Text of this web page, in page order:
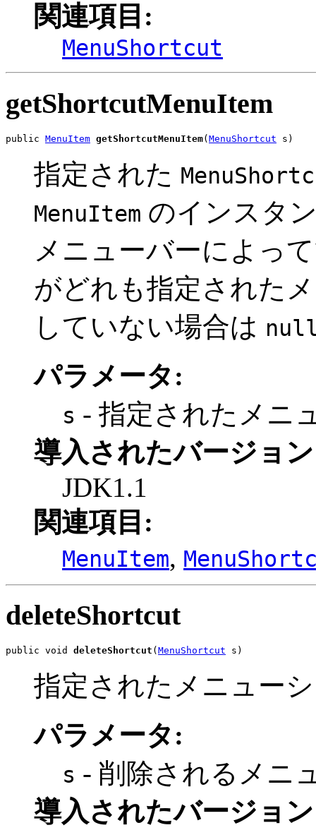
関連項目:
MenuShortcut
getShortcutMenuItem
public MenuItem getShortcutMenuItem(MenuShortcut s)
指定された
MenuItem のインスタ
メニューバーによっ
がどれも指定された
していない場合は
パラメータ:
s - 指定されたメニ
導入されたバージョ
JDK1.1
関連項目:
MenuItem,
deleteShortcut
public void deleteShortcut ( MenuShortcut s)
指定されたメニュー
パラメータ:
s - 削除されるメニ
導入されたバージョ